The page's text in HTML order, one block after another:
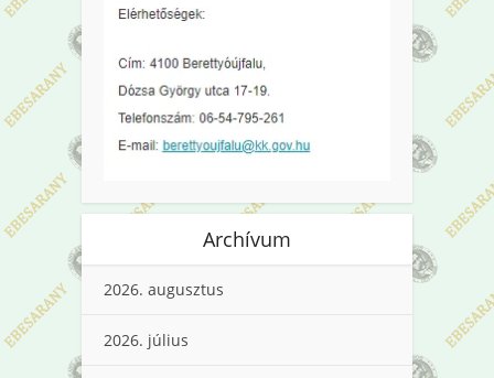
Archívum
2026. augusztus
2026. július